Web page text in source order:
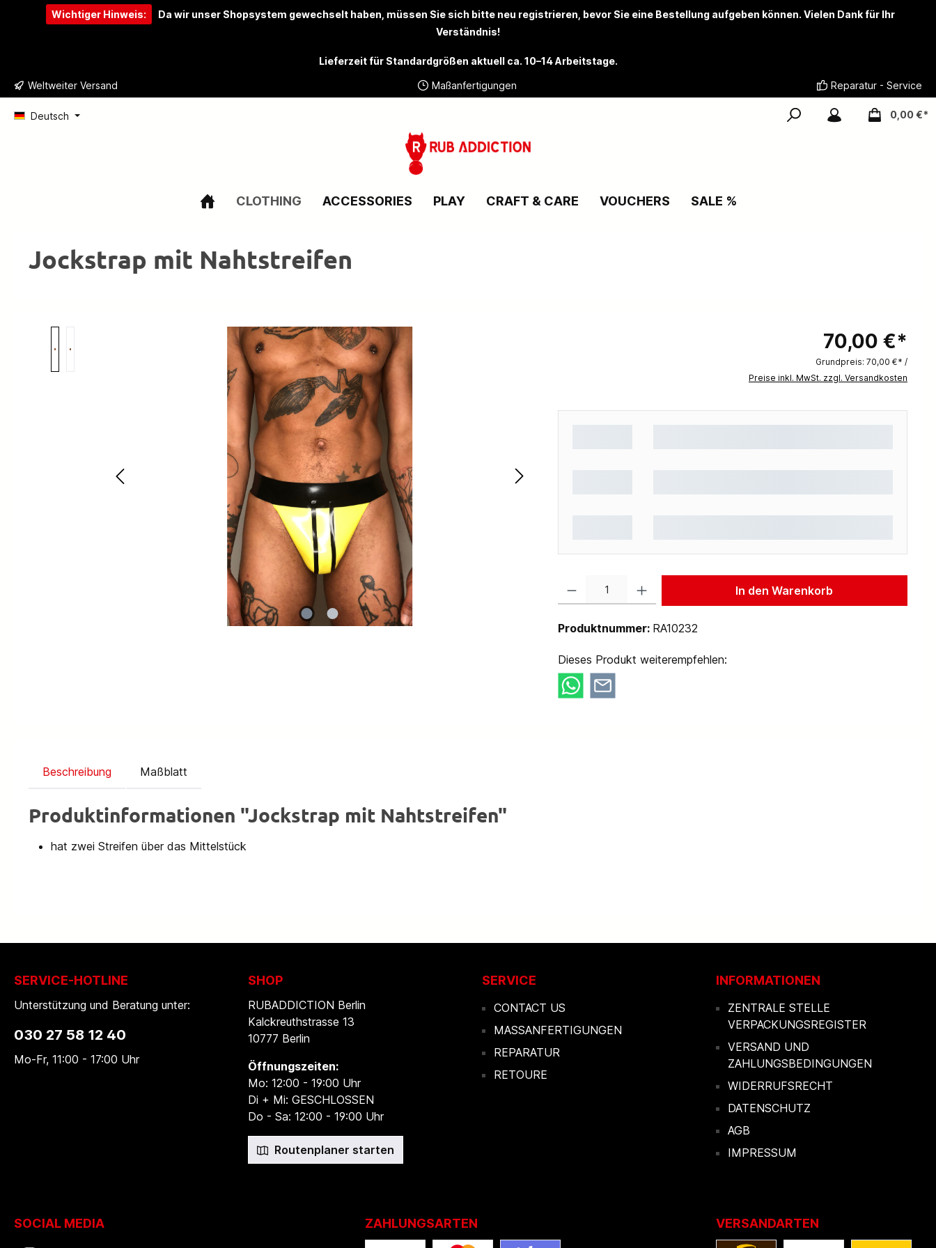
springen Zur Hauptnavigation springen
Wichtiger Hinweis: Da wir unser Shopsystem gewechselt haben, müssen Sie sich bitte neu registrieren , bevor Sie eine Bestellung aufgeben können. Vielen Dank für Ihr
Verständnis!
Lieferzeit für Standardgrößen aktuell ca. 10–14 Arbeitstage.
Weltweiter Versand Maßanfertigungen Reparatur - Service
Deutsch 0,00 €*
CLOTHING ACCESSORIES PLAY CRAFT & CARE VOUCHERS SALE %
Jockstrap mit Nahtstreifen
70,00 €*
Grundpreis: 70,00 €* /
Preise inkl. MwSt. zzgl. Versandkosten
In den Warenkorb
Produktnummer: RA10232
Dieses Produkt weiterempfehlen:
Beschreibung Maßblatt
Produktinformationen "Jockstrap mit Nahtstreifen"
hat zwei Streifen über das Mittelstück
SHOP
RUBADDICTION Berlin
Kalckreuthstrasse 13
10777 Berlin
Öffnungszeiten:
Mo: 12:00 - 19:00 Uhr
Di + Mi: GESCHLOSSEN
Do - Sa: 12:00 - 19:00 Uhr
Routenplaner starten
SERVICE
CONTACT US
MASSANFERTIGUNGEN
REPARATUR
RETOURE
INFORMATIONEN
ZENTRALE STELLE
VERPACKUNGSREGISTER
VERSAND UND
ZAHLUNGSBEDINGUNGEN
WIDERRUFSRECHT
DATENSCHUTZ
AGB
IMPRESSUM
SERVICE-HOTLINE
Unterstützung und Beratung unter:
030 27 58 12 40
Mo-Fr, 11:00 - 17:00 Uhr
SOCIAL MEDIA ZAHLUNGSARTEN VERSANDARTEN